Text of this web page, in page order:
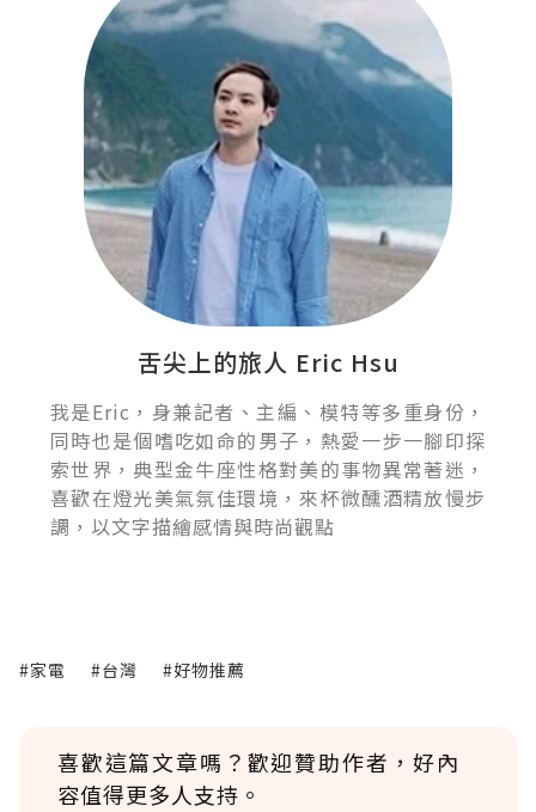
舌尖上的旅人 Eric Hsu
我是Eric，身兼記者、主編、模特等多重身份，
同時也是個嗜吃如命的男子，熱愛一步一腳印探
索世界，典型金牛座性格對美的事物異常著迷，
喜歡在燈光美氣氛佳環境，來杯微醺酒精放慢步
調，以文字描繪感情與時尚觀點
#家電 #台灣 #好物推薦
喜歡這篇文章嗎？歡迎贊助作者，好內
容值得更多人支持。